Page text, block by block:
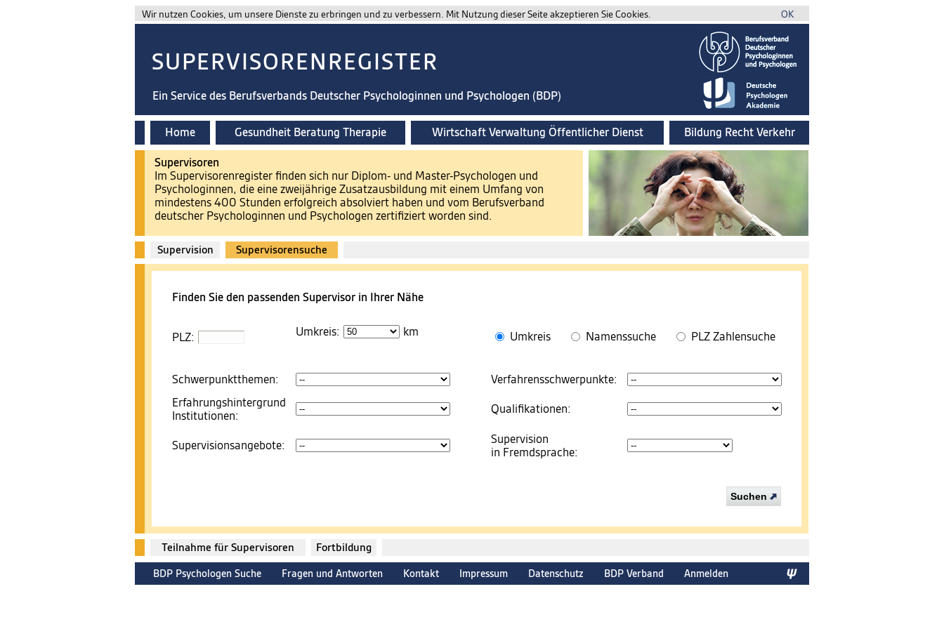
Wir nutzen Cookies, um unsere Dienste zu erbringen und zu verbessern. Mit Nutzung dieser Seite akzeptieren Sie Cookies. OK
SUPERVISORENREGISTER
Ein Service des Berufsverbands Deutscher Psychologinnen und Psychologen (BDP)
Home Gesundheit Beratung Therapie Wirtschaft Verwaltung Öffentlicher Dienst Bildung Recht Verkehr
Supervisoren
Im Supervisorenregister finden sich nur Diplom- und Master-Psychologen und
Psychologinnen, die eine zweijährige Zusatzausbildung mit einem Umfang von
mindestens 400 Stunden erfolgreich absolviert haben und vom Berufsverband
deutscher Psychologinnen und Psychologen zertifiziert worden sind.
Supervision Supervisorensuche
Finden Sie den passenden Supervisor in Ihrer Nähe
PLZ: Umkreis: km Umkreis Namenssuche PLZ Zahlensuche
Schwerpunktthemen:
Verfahrensschwerpunkte:
Erfahrungshintergrund
Institutionen:
Qualifikationen:
Supervisionsangebote:
Supervision
in Fremdsprache:
Suchen
Teilnahme für Supervisoren Fortbildung
BDP Psychologen Suche Fragen und Antworten Kontakt Impressum Datenschutz BDP Verband Anmelden